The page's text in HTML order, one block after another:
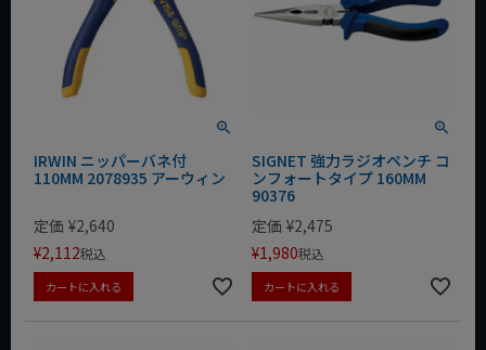
IRWIN ニッパーバネ付
110MM 2078935 アーウィン
定価 ¥2,640
¥2,112税込
カートに入れる
SIGNET 強力ラジオペンチ コ
ンフォートタイプ 160MM
90376
定価 ¥2,475
¥1,980税込
カートに入れる